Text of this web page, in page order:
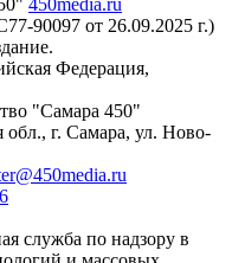
450media.ru
90097 от 26.09.2025 г.)
Федерация,
"Самара 450"
обл., г. Самара, ул. Ново-
служба по надзору в